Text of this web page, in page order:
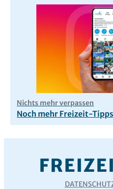
Nichts mehr verpassen
Noch mehr Freizeit-